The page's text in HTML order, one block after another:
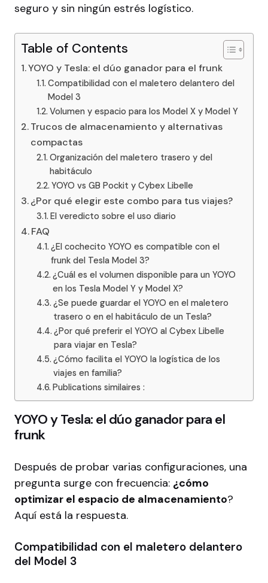
seguro y sin ningún estrés logístico.
Table of Contents
YOYO y Tesla: el dúo ganador para el frunk
Compatibilidad con el maletero delantero del
Model 3
Volumen y espacio para los Model X y Model Y
Trucos de almacenamiento y alternativas
compactas
Organización del maletero trasero y del
habitáculo
YOYO vs GB Pockit y Cybex Libelle
¿Por qué elegir este combo para tus viajes?
El veredicto sobre el uso diario
FAQ
¿El cochecito YOYO es compatible con el
frunk del Tesla Model 3?
¿Cuál es el volumen disponible para un YOYO
en los Tesla Model Y y Model X?
¿Se puede guardar el YOYO en el maletero
trasero o en el habitáculo de un Tesla?
¿Por qué preferir el YOYO al Cybex Libelle
para viajar en Tesla?
¿Cómo facilita el YOYO la logística de los
viajes en familia?
Publications similaires :
YOYO y Tesla: el dúo ganador para el
frunk
Después de probar varias configuraciones, una
pregunta surge con frecuencia: ¿cómo
optimizar el espacio de almacenamiento?
Aquí está la respuesta.
Compatibilidad con el maletero delantero
del Model 3